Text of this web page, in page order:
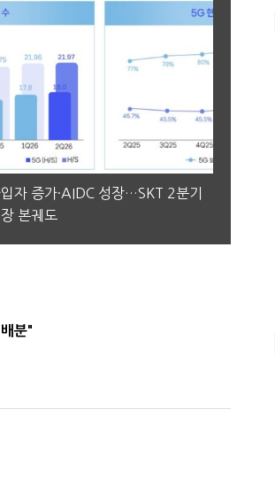
자 증가·AIDC 성장…SKT 2분기
본궤도
분"